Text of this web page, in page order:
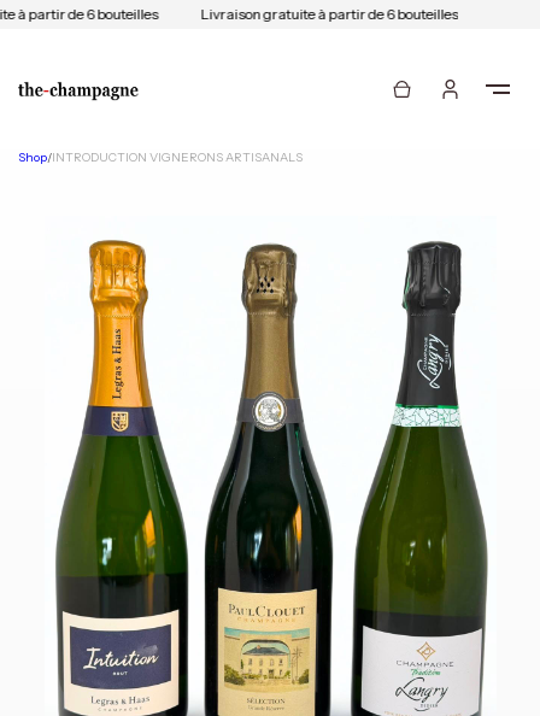
à partir de 6 bouteilles Livraison gratuite à partir de 6 bouteilles
Shop/INTRODUCTION VIGNERONS ARTISANALS